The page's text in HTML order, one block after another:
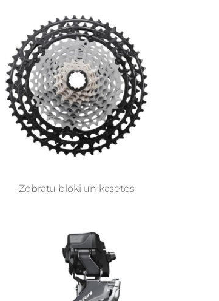
Zobratu bloki un kasetes